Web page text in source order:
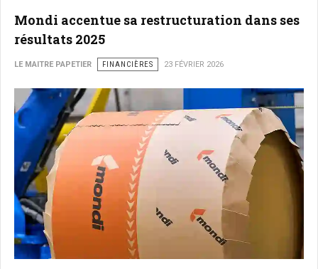
Mondi accentue sa restructuration dans ses
résultats 2025
LE MAITRE PAPETIER FINANCIÈRES 23 FÉVRIER 2026